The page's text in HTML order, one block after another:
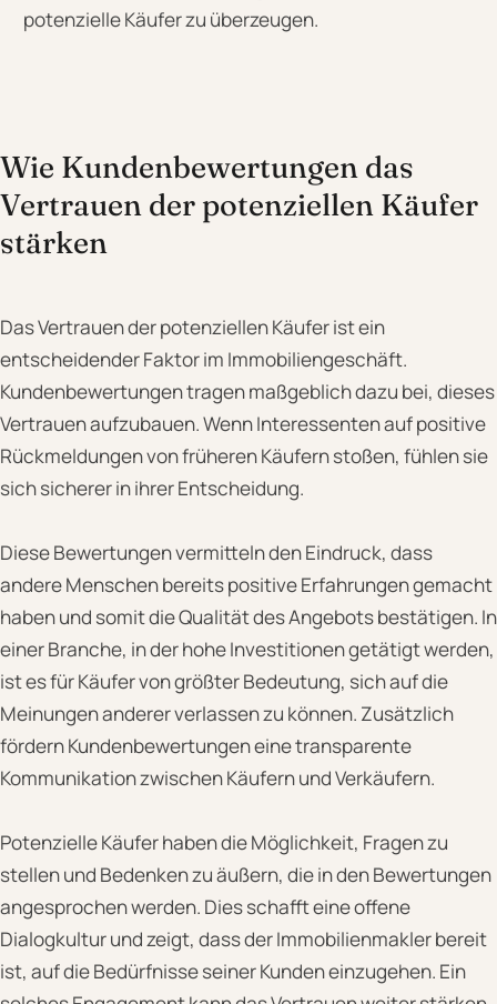
potenzielle Käufer zu überzeugen.
Wie Kundenbewertungen das
Vertrauen der potenziellen Käufer
stärken
Das Vertrauen der potenziellen Käufer ist ein
entscheidender Faktor im Immobiliengeschäft.
Kundenbewertungen tragen maßgeblich dazu bei, dieses
Vertrauen aufzubauen. Wenn Interessenten auf positive
Rückmeldungen von früheren Käufern stoßen, fühlen sie
sich sicherer in ihrer Entscheidung.
Diese Bewertungen vermitteln den Eindruck, dass
andere Menschen bereits positive Erfahrungen gemacht
haben und somit die Qualität des Angebots bestätigen. In
einer Branche, in der hohe Investitionen getätigt werden,
ist es für Käufer von größter Bedeutung, sich auf die
Meinungen anderer verlassen zu können. Zusätzlich
fördern Kundenbewertungen eine transparente
Kommunikation zwischen Käufern und Verkäufern.
Potenzielle Käufer haben die Möglichkeit, Fragen zu
stellen und Bedenken zu äußern, die in den Bewertungen
angesprochen werden. Dies schafft eine offene
Dialogkultur und zeigt, dass der Immobilienmakler bereit
ist, auf die Bedürfnisse seiner Kunden einzugehen. Ein